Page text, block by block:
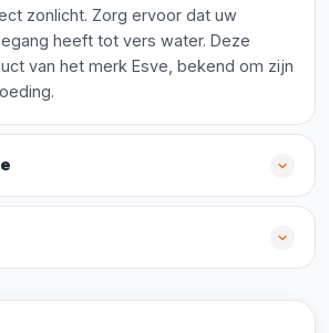
zonlicht. Zorg ervoor dat uw
heeft tot vers water. Deze
van het merk Esve, bekend om zijn